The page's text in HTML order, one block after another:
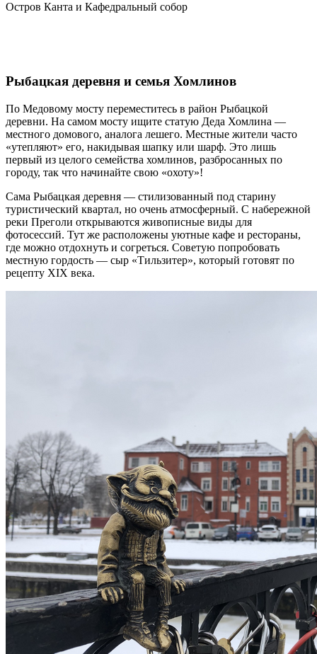
Остров Канта и Кафедральный собор
Рыбацкая деревня и семья Хомлинов
По Медовому мосту переместитесь в район Рыбацкой
деревни. На самом мосту ищите статую Деда Хомлина —
местного домового, аналога лешего. Местные жители часто
«утепляют» его, накидывая шапку или шарф. Это лишь
первый из целого семейства хомлинов, разбросанных по
городу, так что начинайте свою «охоту»!
Сама Рыбацкая деревня — стилизованный под старину
туристический квартал, но очень атмосферный. С набережной
реки Преголи открываются живописные виды для
фотосессий. Тут же расположены уютные кафе и рестораны,
где можно отдохнуть и согреться. Советую попробовать
местную гордость — сыр «Тильзитер», который готовят по
рецепту XIX века.